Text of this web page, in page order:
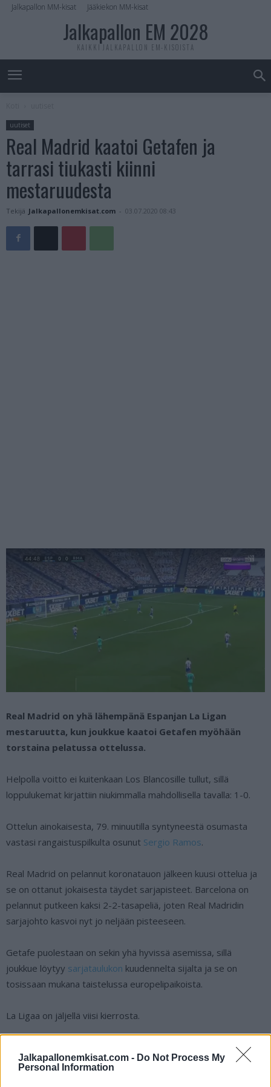
Jalkapallonemkisat.com - Do Not Process My
Personal Information
Jalkapallon MM-kisat Jääkiekon MM-kisat
Jalkapallon EM 2028
KAIKKI JALKAPALLON EM-KISOISTA
uutiset
Real Madrid kaatoi Getafen ja
tarrasi tiukasti kiinni
mestaruudesta
Tekijä Jalkapallonemkisat.com - 03.07.2020 08:43
Real Madrid on yhä lähempänä Espanjan La Ligan
mestaruutta, kun joukkue kaatoi Getafen myöhään
torstaina pelatussa ottelussa.
Helpolla voitto ei kuitenkaan Los Blancosille tullut, sillä
loppulukemat kirjattiin niukimmalla mahdollisella tavalla: 1-0.
Ottelun ainokaisesta, 79. minuutilla syntyneestä osumasta
vastasi rangaistuspilkulta osunut Sergio Ramos.
Real Madrid on pelannut koronatauon jälkeen kuusi ottelua ja
se on ottanut jokaisesta täydet sarjapisteet. Barcelona on
pelannut putkeen kaksi 2-2-tasapeliä, joten Real Madridin
sarjajohto kasvoi nyt jo neljään pisteeseen.
Getafe puolestaan on sekin yhä hyvissä asemissa, sillä
joukkue löytyy sarjataulukon kuudennelta sijalta ja se on
tosissaan mukana taistelussa europelipaikoista.
La Ligaa on jäljellä viisi kierrosta.
Liverpoolin Valioliigassa